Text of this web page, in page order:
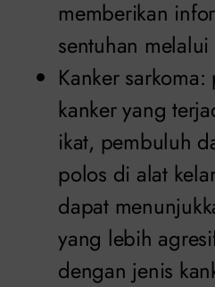
memberikan
sentuhan melalui
Kanker
kanker yang
ikat, pembuluh
polos di alat
dapat
yang lebih
dengan jenis